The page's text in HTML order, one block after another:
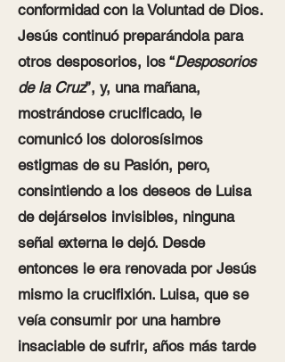
conformidad con la Voluntad de Dios.
Jesús continuó preparándola para
otros desposorios, los “Desposorios
de la Cruz”, y, una mañana,
mostrándose crucificado, le
comunicó los dolorosísimos
estigmas de su Pasión, pero,
consintiendo a los deseos de Luisa
de dejárselos invisibles, ninguna
señal externa le dejó. Desde
entonces le era renovada por Jesús
mismo la crucifixión. Luisa, que se
veía consumir por una hambre
insaciable de sufrir, años más tarde